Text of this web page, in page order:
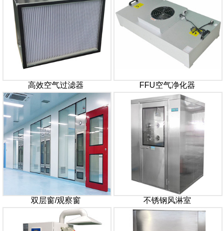
高效空气过滤器 FFU空气净化器
双层窗/观察窗 不锈钢风淋室